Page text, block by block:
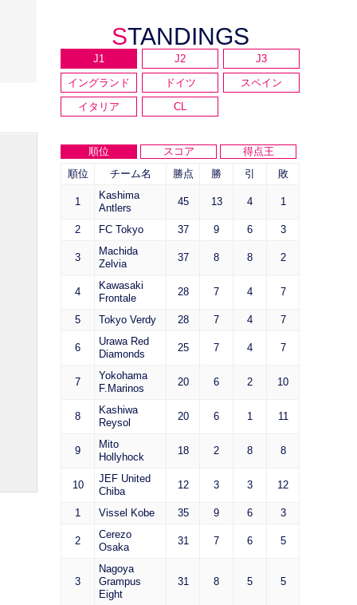
STANDINGS
J1 J2
J3
イングランド
ドイツ
スペイン
イタリア
CL
順位 スコア
得点王
順位
チーム名 勝点 勝 引 敗
1
Kashima
Antlers
45 13 4 1
2 FC Tokyo 37 9 6 3
3
Machida
Zelvia
37 8 8 2
4
Kawasaki
Frontale
28 7 4 7
5 Tokyo Verdy 28 7 4 7
6
Urawa Red
Diamonds
25 7 4 7
7
Yokohama
F.Marinos
20 6 2 10
8
Kashiwa
Reysol
20 6 1 11
9
Mito
Hollyhock
18 2 8 8
10
JEF United
Chiba
12 3 3 12
1 Vissel Kobe 35 9 6 3
2
Cerezo
Osaka
31 7 6 5
3
Nagoya
Grampus
Eight
31 8 5 5